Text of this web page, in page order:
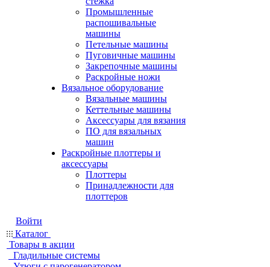
Промышленные
распошивальные
машины
Петельные машины
Пуговичные машины
Закрепочные машины
Раскройные ножи
Вязальное оборудование
Вязальные машины
Кеттельные машины
Аксессуары для вязания
ПО для вязальных
машин
Раскройные плоттеры и
аксессуары
Плоттеры
Принадлежности для
плоттеров
Войти
Каталог
Товары в акции
Гладильные системы